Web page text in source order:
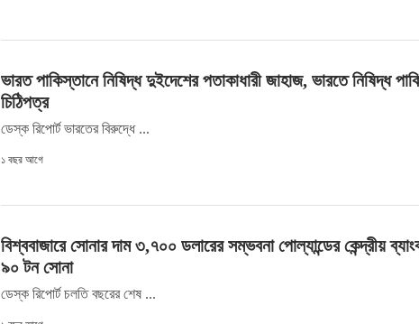
ভারত পাকিস্তানে নিষিদ্ধ দুইদেশের পতাকাধারী জাহাজ, ভারতে নিষিদ্ধ
চিঠিপত্র
ডেস্ক রিপোর্ট ভারতের বিরুদ্ধে ...
১ বছর আগে
বিশ্ববাজারে সোনার দাম ৩,৭০০ ডলারের সম্ভবনা পোল্যান্ডের কেন্দ্রীয়
৯০ টন সোনা
ডেস্ক রিপোর্ট চলতি বছরের শেষ ...